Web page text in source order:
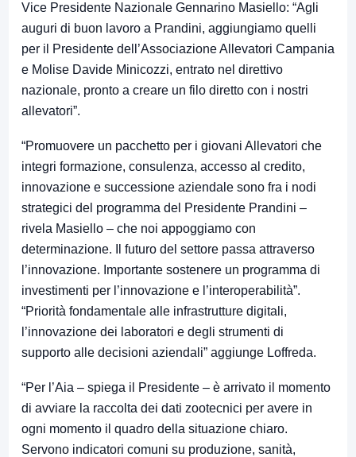
Vice Presidente Nazionale Gennarino Masiello: “Agli
auguri di buon lavoro a Prandini, aggiungiamo quelli
per il Presidente dell’Associazione Allevatori Campania
e Molise Davide Minicozzi, entrato nel direttivo
nazionale, pronto a creare un filo diretto con i nostri
allevatori”.
“Promuovere un pacchetto per i giovani Allevatori che
integri formazione, consulenza, accesso al credito,
innovazione e successione aziendale sono fra i nodi
strategici del programma del Presidente Prandini –
rivela Masiello – che noi appoggiamo con
determinazione. Il futuro del settore passa attraverso
l’innovazione. Importante sostenere un programma di
investimenti per l’innovazione e l’interoperabilità”.
“Priorità fondamentale alle infrastrutture digitali,
l’innovazione dei laboratori e degli strumenti di
supporto alle decisioni aziendali” aggiunge Loffreda.
“Per l’Aia – spiega il Presidente – è arrivato il momento
di avviare la raccolta dei dati zootecnici per avere in
ogni momento il quadro della situazione chiaro.
Servono indicatori comuni su produzione, sanità,